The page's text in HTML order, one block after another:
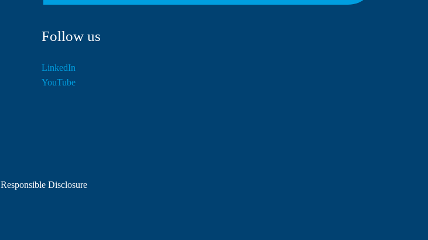
Follow us
LinkedIn
YouTube
Responsible Disclosure